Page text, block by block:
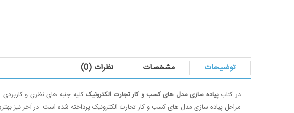
توضیحات مشخصات نظرات (0)
در کتابپیاده سازی مدل های کسب و کار تجارت الکترونیککلیه جنبه های نظری و
مراحل پیاده سازی مدل های کسب و کار تجارت الکترونیک پرداخته شده است. در آخر نیز